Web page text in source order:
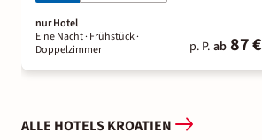
nur Hotel
Eine Nacht· Frühstück·
Doppelzimmer
p. P. ab 87 €
ALLE HOTELS KROATIEN